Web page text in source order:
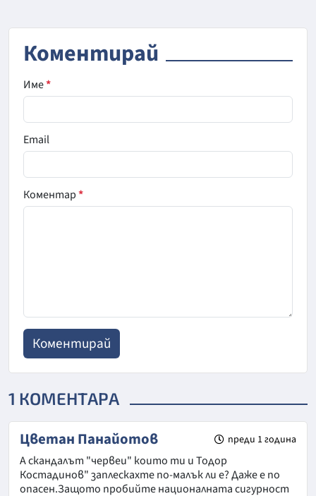
Коментирай
Име*
Email
Коментар*
1 КОМЕНТАРА
Цветан Панайотов
преди 1 година
А скандалът "червеи" които ти и Тодор
Костадинов" заплескахте по-малък ли е? Даже е по
опасен.Защото пробийте националната сигурност